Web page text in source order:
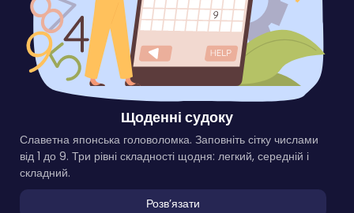
Щоденні судоку
Славетна японська головоломка. Заповніть сітку числами
від 1 до 9. Три рівні складності щодня: легкий, середній і
складний.
Розвʼязати